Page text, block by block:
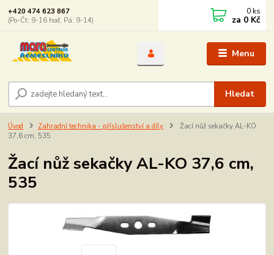
Menu
Hledat
+420 474 623 867
(Po-Čt: 9-16 hod; Pá: 9-14)
0 ks
za 0 Kč
Úvod Zahradní technika - příslušenství a díly
Žací nůž sekačky AL-KO
37,6 cm, 535
Žací nůž sekačky AL-KO 37,6 cm,
535